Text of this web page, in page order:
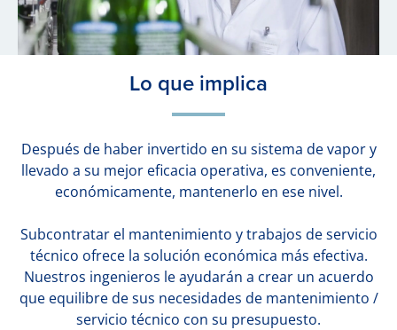
Lo que implica
Después de haber invertido en su sistema de vapor y
llevado a su mejor eficacia operativa, es conveniente,
económicamente, mantenerlo en ese nivel.
Subcontratar el mantenimiento y trabajos de servicio
técnico ofrece la solución económica más efectiva.
Nuestros ingenieros le ayudarán a crear un acuerdo
que equilibre de sus necesidades de mantenimiento /
servicio técnico con su presupuesto.